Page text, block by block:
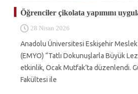
Öğrenciler çikolata yapımını
28 Nisan 2026
Anadolu Üniversitesi Eskişehir
(EMYO) “Tatlı Dokunuşlarla Büyük
etkinlik, Ocak Mutfak’ta düzenlendi.
Fakültesi ile